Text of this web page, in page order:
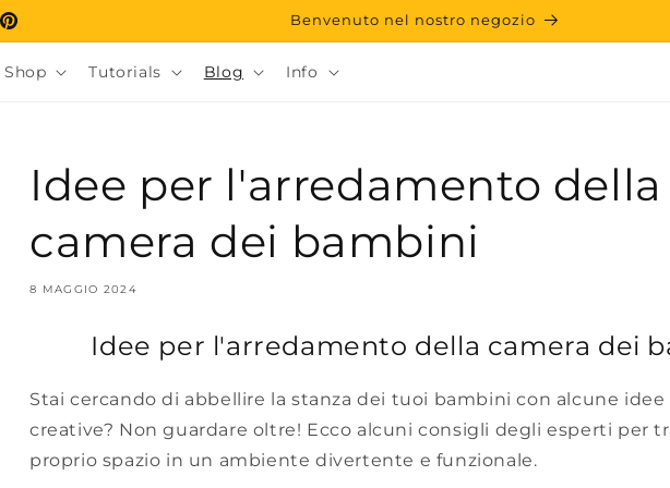
Pinterest
Benvenuto nel nostro negozio
Shop Tutorials Blog Info
Idee per l'arredamento della
camera dei bambini
8 MAGGIO 2024
Idee per l'arredamento della camera dei
Stai cercando di abbellire la stanza dei tuoi bambini con alcune
creative? Non guardare oltre! Ecco alcuni consigli degli esperti per
proprio spazio in un ambiente divertente e funzionale.